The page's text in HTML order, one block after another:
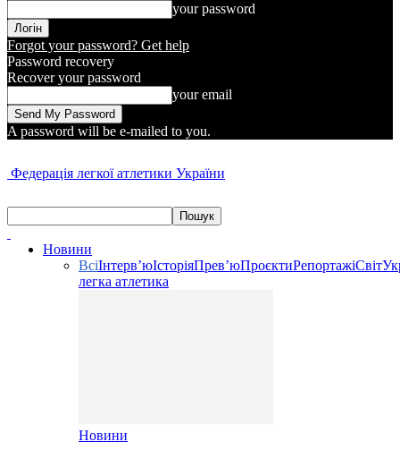
your password
Forgot your password? Get help
Password recovery
Recover your password
your email
A password will be e-mailed to you.
Федерація легкої атлетики України
Новини
ВсіІнтерв’юІсторіяПрев’юПроєктиРепортажіСвіт
легка атлетика
Новини